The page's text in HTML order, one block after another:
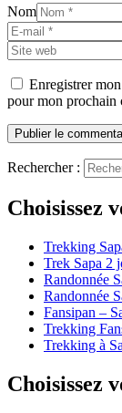
Nom
Enregistrer
pour mon prochain
Rechercher :
Choisissez
Trekking
Trek Sapa 2
Randonnée
Randonnée
Fansipan –
Trekking
Trekking à
Choisissez